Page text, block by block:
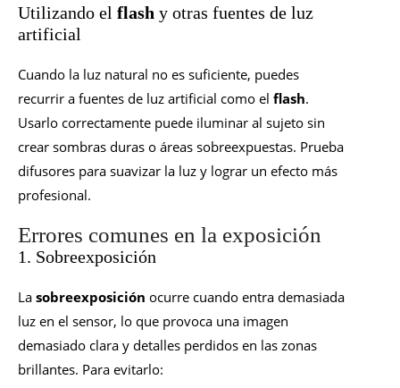
Utilizando el flash y otras fuentes de luz
artificial
Cuando la luz natural no es suficiente, puedes
recurrir a fuentes de luz artificial como el flash.
Usarlo correctamente puede iluminar al sujeto sin
crear sombras duras o áreas sobreexpuestas. Prueba
difusores para suavizar la luz y lograr un efecto más
profesional.
Errores comunes en la exposición
1. Sobreexposición
La sobreexposición ocurre cuando entra demasiada
luz en el sensor, lo que provoca una imagen
demasiado clara y detalles perdidos en las zonas
brillantes. Para evitarlo: